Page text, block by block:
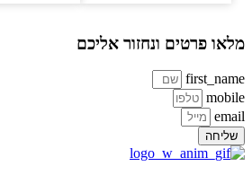
פרטים ונחזור אליכם
שליחה